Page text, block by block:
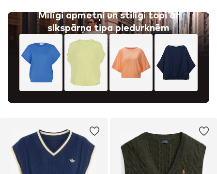
Mīlīgi apmetņi un stilīgi topi ar
sikspārņa tipa piedurknēm